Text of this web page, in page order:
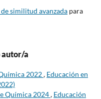
similitud avanzadapara
autor/a
2022, Educación en
Química 2024, Educación